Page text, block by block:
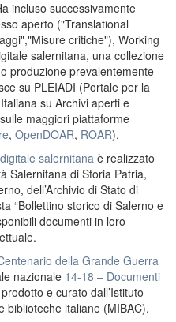
incluso successivamente
aperto ("Translational
critiche"), Working
salernitana, una collezione
produzione prevalentemente
su PLEIADI (Portale per la
su Archivi aperti e
maggiori piattaforme
, OpenDOAR, ROAR).
salernitana è realizzato
Salernitana di Storia Patria,
dell’Archivio di Stato di
“Bollettino storico di Salerno e
documenti in loro
della Grande Guerra
nazionale 14-18 – Documenti
e curato dall’Istituto
biblioteche italiane (MIBAC).